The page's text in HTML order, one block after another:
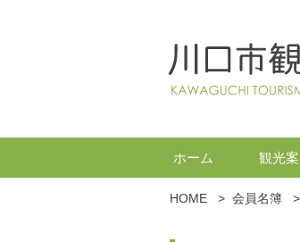
ホーム 観光
HOME > 会員名簿 >